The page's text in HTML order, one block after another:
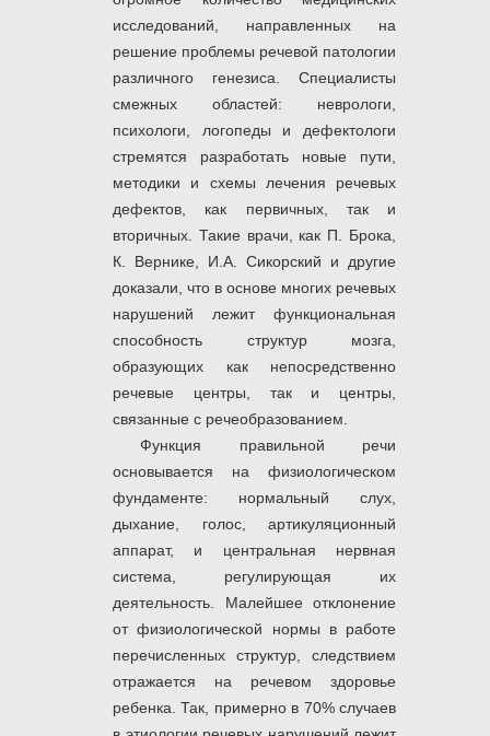
исследований, направленных на
решение проблемы речевой патологии
различного генезиса. Специалисты
смежных областей: неврологи,
психологи, логопеды и дефектологи
стремятся разработать новые пути,
методики и схемы лечения речевых
дефектов, как первичных, так и
вторичных. Такие врачи, как П. Брока,
К. Вернике, И.А. Сикорский и другие
доказали, что в основе многих речевых
нарушений лежит функциональная
способность структур мозга,
образующих как непосредственно
речевые центры, так и центры,
связанные с речеобразованием.
Функция правильной речи
основывается на физиологическом
фундаменте: нормальный слух,
дыхание, голос, артикуляционный
аппарат, и центральная нервная
система, регулирующая их
деятельность. Малейшее отклонение
от физиологической нормы в работе
перечисленных структур, следствием
отражается на речевом здоровье
ребенка. Так, примерно в 70% случаев